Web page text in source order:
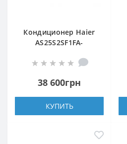
Кондиционер Haier
AS25S2SF1FA-
38 600грн
КУПИТЬ